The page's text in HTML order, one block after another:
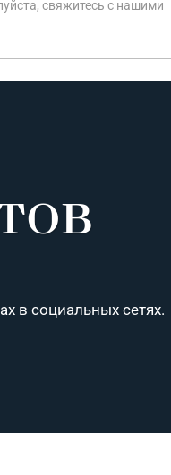
свяжитесь с нашими
в социальных сетях.